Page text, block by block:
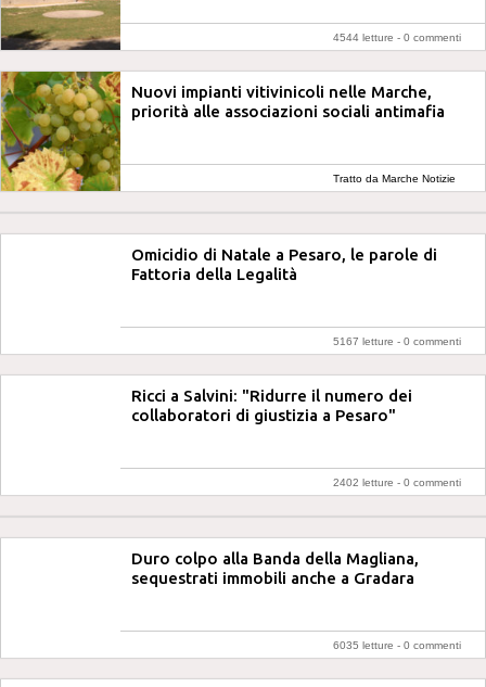
4544 letture - 0 commenti
Nuovi impianti vitivinicoli nelle Marche,
priorità alle associazioni sociali antimafia
Tratto da Marche Notizie
Omicidio di Natale a Pesaro, le parole di
Fattoria della Legalità
5167 letture - 0 commenti
Ricci a Salvini: "Ridurre il numero dei
collaboratori di giustizia a Pesaro"
2402 letture - 0 commenti
Duro colpo alla Banda della Magliana,
sequestrati immobili anche a Gradara
6035 letture - 0 commenti